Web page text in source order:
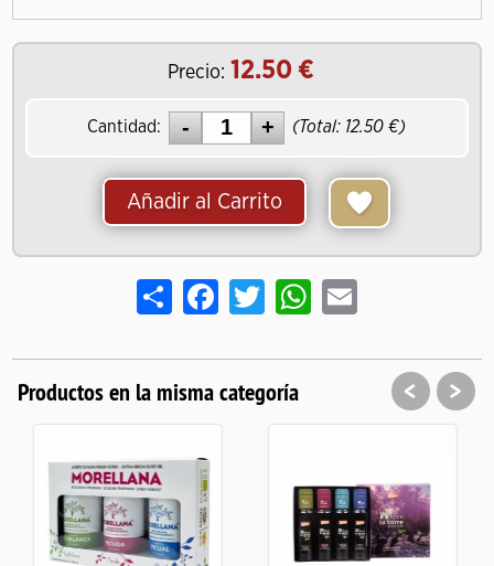
Precio: 12.50
Cantidad: (Total: 12.50 )
Añadir al Carrito
ShareFacebook
TwitterWhatsApp
Email
Productos en la misma categoría < >